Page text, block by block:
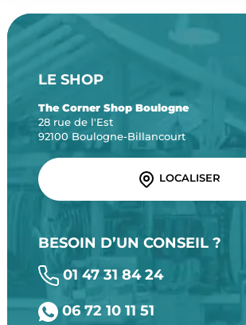
LE SHOP
The Corner Shop Boulogne
28 rue de l'Est
92100 Boulogne-Billancourt
LOCALISER
BESOIN D’UN CONSEIL ?
01 47 31 84 24
06 72 10 11 51